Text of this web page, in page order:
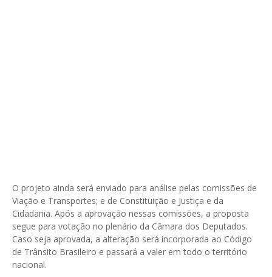
O projeto ainda será enviado para análise pelas comissões de
Viação e Transportes; e de Constituição e Justiça e da
Cidadania. Após a aprovação nessas comissões, a proposta
segue para votação no plenário da Câmara dos Deputados.
Caso seja aprovada, a alteração será incorporada ao Código
de Trânsito Brasileiro e passará a valer em todo o território
nacional.